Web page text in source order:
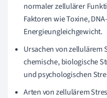
normaler zellulärer
Faktoren wie Toxine,
Energieungleichgewicht.
Ursachen von zellulärem
chemische, biologische
und psychologischen
Arten von zellulärem